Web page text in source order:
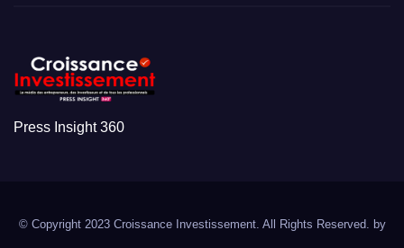
Press Insight 360
© Copyright 2023 Croissance Investissement. All Rights Reserved. by